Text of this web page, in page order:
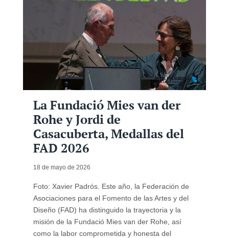
La Fundació Mies van der
Rohe y Jordi de
Casacuberta, Medallas del
FAD 2026
18 de mayo de 2026
Foto: Xavier Padrós. Este año, la Federación de
Asociaciones para el Fomento de las Artes y del
Diseño (FAD) ha distinguido la trayectoria y la
misión de la Fundació Mies van der Rohe, así
como la labor comprometida y honesta del